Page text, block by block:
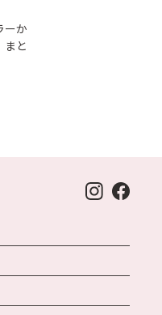
ーか
まと